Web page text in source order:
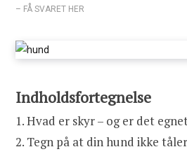
– FÅ SVARET HER
Indholdsfortegnelse
1.Hvad er skyr – og er det
2. Tegn på at din hund ikke